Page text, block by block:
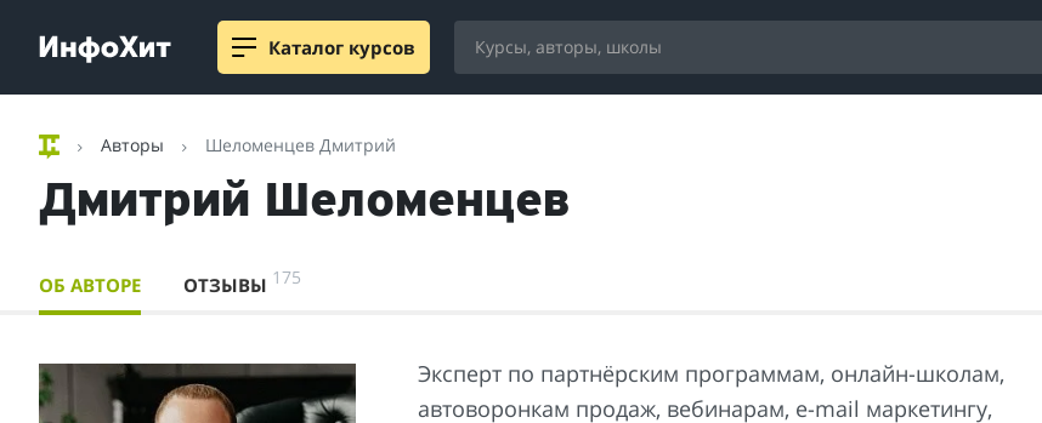
Каталог курсов
Авторы Шеломенцев Дмитрий
Дмитрий Шеломенцев
ОБ АВТОРЕ ОТЗЫВЫ 175
Эксперт по партнёрским программам, онлайн-школам,
автоворонкам продаж, вебинарам, e-mail маркетингу,